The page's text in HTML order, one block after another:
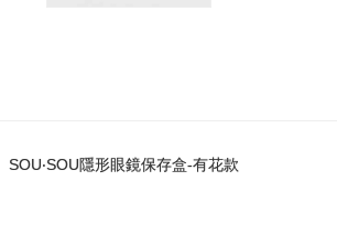
03天16時30分58秒
| 壓紋造型圓框眼鏡 黑金色
SOU‧SOU隱形眼鏡保存盒-有花款